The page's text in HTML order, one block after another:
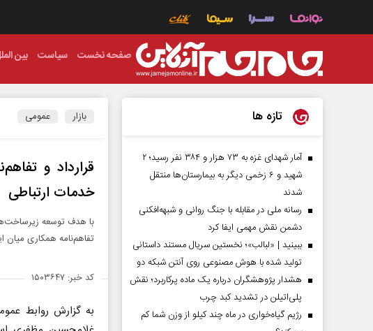
صفحه نخست سیاست بین
بازار عمومی
قرارداد و
خدمات ارتباطی
با هدف توسعه
تفاهم‌نامه همکاری
کد خبر: ۱۵۰۳۶۴۷
به گزارش روابط
تازه ها
آمار شهدای غزه به ۷۳ هزار و ۳۸۴ نفر رسید؛ ۲
شهید و ۶ زخمی دیگر به بیمارستان‌ها منتقل
شدند
رسانه ملی در مقابله با جنگ روانی و شبهه‌افکنی
دشمن نقش مهمی ایفا کرد
ببینید | «لبالب»؛ نخستین سریال مستند داستانی
تولید شده با هوش مصنوعی روی آنتن شبکه دو
هشدار پژوهشگران درباره یک ماده پرکاربرد؛ نقش
پلی‌اتیلن در تشدید کبد چرب
رژیم گیاه‌خواری در ماه چند کیلو از وزن شما کم